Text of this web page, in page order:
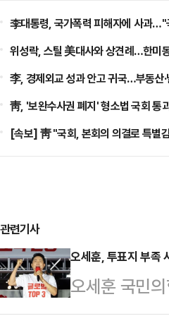
李대통령, 국가폭력 피해자에 사과…"
위성락, 스틸 美대사와 상견례…한미
李, 경제외교 성과 안고 귀국…부동산
靑, '보완수사권 폐지' 형소법 국회 통
[속보] 靑 "국회, 본회의 의결로 특별
관련기사
오세훈, 투표지 부족
오세훈 국민
발생한 것과